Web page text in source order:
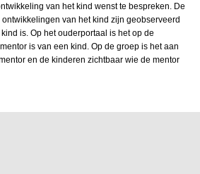
van het kind wenst te bespreken. De
van het kind zijn geobserveerd
is. Op het ouderportaal is het op de
is van een kind. Op de groep is het aan
en de kinderen zichtbaar wie de mentor